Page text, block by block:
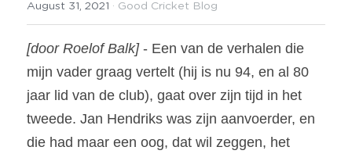
August 31, 2021 · Good Cricket Blog
[door Roelof Balk] - Een van de verhalen die
mijn vader graag vertelt (hij is nu 94, en al 80
jaar lid van de club), gaat over zijn tijd in het
tweede. Jan Hendriks was zijn aanvoerder, en
die had maar een oog, dat wil zeggen, het